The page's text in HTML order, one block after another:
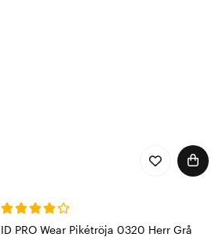
ID PRO Wear Pikétröja 0320 Herr Grå